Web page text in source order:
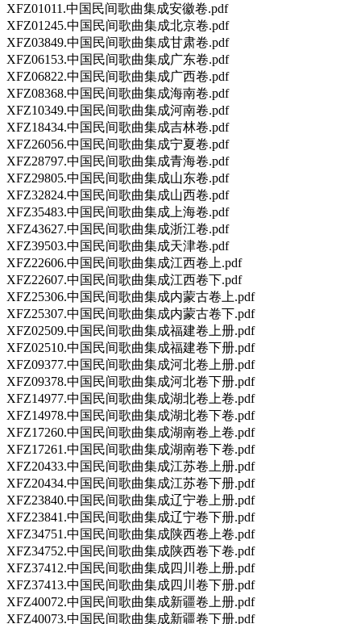
XFZ01011.中国民间歌曲集成安徽卷.pdf
XFZ01245.中国民间歌曲集成北京卷.pdf
XFZ03849.中国民间歌曲集成甘肃卷.pdf
XFZ06153.中国民间歌曲集成广东卷.pdf
XFZ06822.中国民间歌曲集成广西卷.pdf
XFZ08368.中国民间歌曲集成海南卷.pdf
XFZ10349.中国民间歌曲集成河南卷.pdf
XFZ18434.中国民间歌曲集成吉林卷.pdf
XFZ26056.中国民间歌曲集成宁夏卷.pdf
XFZ28797.中国民间歌曲集成青海卷.pdf
XFZ29805.中国民间歌曲集成山东卷.pdf
XFZ32824.中国民间歌曲集成山西卷.pdf
XFZ35483.中国民间歌曲集成上海卷.pdf
XFZ43627.中国民间歌曲集成浙江卷.pdf
XFZ39503.中国民间歌曲集成天津卷.pdf
XFZ22606.中国民间歌曲集成江西卷上.pdf
XFZ22607.中国民间歌曲集成江西卷下.pdf
XFZ25306.中国民间歌曲集成内蒙古卷上.pdf
XFZ25307.中国民间歌曲集成内蒙古卷下.pdf
XFZ02509.中国民间歌曲集成福建卷上册.pdf
XFZ02510.中国民间歌曲集成福建卷下册.pdf
XFZ09377.中国民间歌曲集成河北卷上册.pdf
XFZ09378.中国民间歌曲集成河北卷下册.pdf
XFZ14977.中国民间歌曲集成湖北卷上卷.pdf
XFZ14978.中国民间歌曲集成湖北卷下卷.pdf
XFZ17260.中国民间歌曲集成湖南卷上卷.pdf
XFZ17261.中国民间歌曲集成湖南卷下卷.pdf
XFZ20433.中国民间歌曲集成江苏卷上册.pdf
XFZ20434.中国民间歌曲集成江苏卷下册.pdf
XFZ23840.中国民间歌曲集成辽宁卷上册.pdf
XFZ23841.中国民间歌曲集成辽宁卷下册.pdf
XFZ34751.中国民间歌曲集成陕西卷上卷.pdf
XFZ34752.中国民间歌曲集成陕西卷下卷.pdf
XFZ37412.中国民间歌曲集成四川卷上册.pdf
XFZ37413.中国民间歌曲集成四川卷下册.pdf
XFZ40072.中国民间歌曲集成新疆卷上册.pdf
XFZ40073.中国民间歌曲集成新疆卷下册.pdf